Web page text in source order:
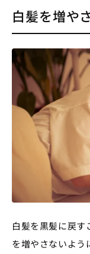
白髪を増や
白髪を黒髪に戻す
を増やさないよう